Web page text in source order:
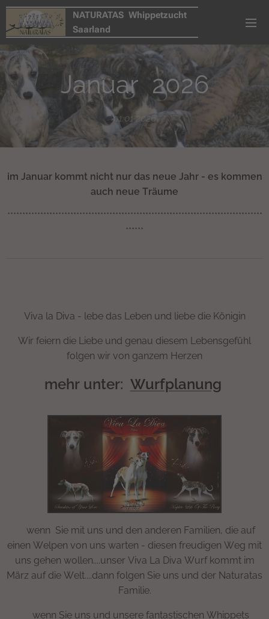
NATURATAS Whippetzucht
Saarland
Januar 2026
01.01.2026
im Januar kommt nicht nur das neue Jahr - es kommen
auch neue Träume
*************************************************************************************
******
Viva la Diva - lebe das Leben und liebe die Königin
Wir feiern die Liebe und genau diesem Lebensgefühl
folgen wir von ganzem Herzen
mehr unter: Wurfplanung
🧡wenn Sie mit uns und den anderen Familien, die auf
einen Welpen von uns warten - diesen freudigen Weg mit
uns gehen wollen....unser Viva La Diva Wurf kommt im
März auf die Welt....dann folgen Sie uns und der Naturatas
Familie.
💛wenn Sie uns und unsere fantastischen Whippets